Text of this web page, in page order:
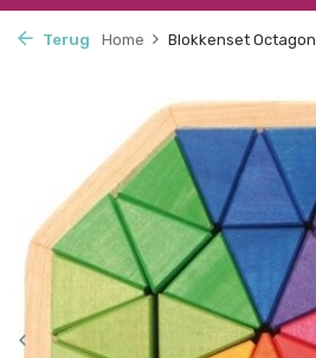
Terug Home Blokkenset Octagon